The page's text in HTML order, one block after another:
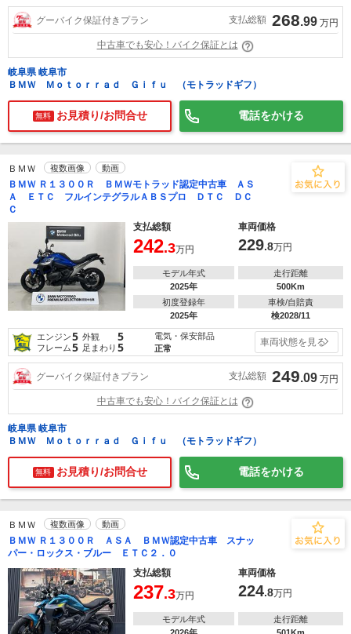
グーバイク保証付きプラン 支払総額 268.99 万円
中古車でも安心！バイク保証とは
岐阜県 岐阜市
ＢＭＷ Ｍｏｔｏｒｒａｄ Ｇｉｆｕ （モトラッドギフ）
無料 お見積り/お問合せ 電話をかける
ＢＭＷ 複数画像 動画
ＢＭＷ Ｒ１３００Ｒ ＢＭＷモトラッド認定中古車 ＡＳ
Ａ ＥＴＣ フルインテグラルＡＢＳプロ ＤＴＣ ＤＣ
Ｃ
支払総額
車両価格
242.3万円 229.8万円
モデル年式
2025年
走行距離
500Km
初度登録年
2025年
車検/自賠責
検2028/11
エンジン5 外観 5
フレーム5 足まわり 5
電気・保安部品
正常
車両状態を見る
グーバイク保証付きプラン 支払総額 249.09 万円
中古車でも安心！バイク保証とは
岐阜県 岐阜市
ＢＭＷ Ｍｏｔｏｒｒａｄ Ｇｉｆｕ （モトラッドギフ）
無料 お見積り/お問合せ 電話をかける
ＢＭＷ 複数画像 動画
ＢＭＷ Ｒ１３００Ｒ ＡＳＡ ＢＭＷ認定中古車 スナッ
パー・ロックス・ブルー ＥＴＣ２．０
支払総額
車両価格
237.3万円 224.8万円
モデル年式
走行距離